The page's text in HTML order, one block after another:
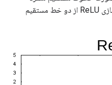
نیستند. برای مثال، نمودار تابع فعال‌سازی ReLU از دو خط مستقیم